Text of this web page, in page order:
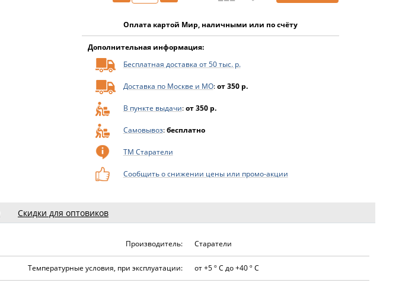
Оплата картой Мир, наличными или по счёту
Дополнительная информация:
Бесплатная доставка от 50 тыс. р.
Доставка по Москве и МО:от 350 р.
В пункте выдачи:от 350 р.
Самовывоз:бесплатно
ТМ Старатели
Сообщить о снижении цены или промо-акции
Скидки для оптовиков
Производитель: Старатели
Температурные условия, при эксплуатации: от +5 º С до +40 º С